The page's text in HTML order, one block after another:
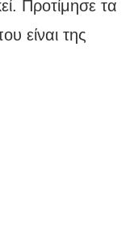
Προτίμησε τα
είναι της